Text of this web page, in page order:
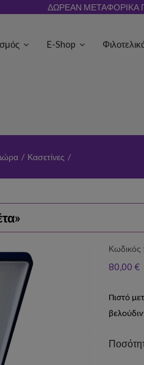
ΔΩΡΕΑΝ ΜΕΤΑΦΟΡΙΚΑ
E-Shop
/ Κασετίνες /
Κωδικός
80,00 €
Πιστό